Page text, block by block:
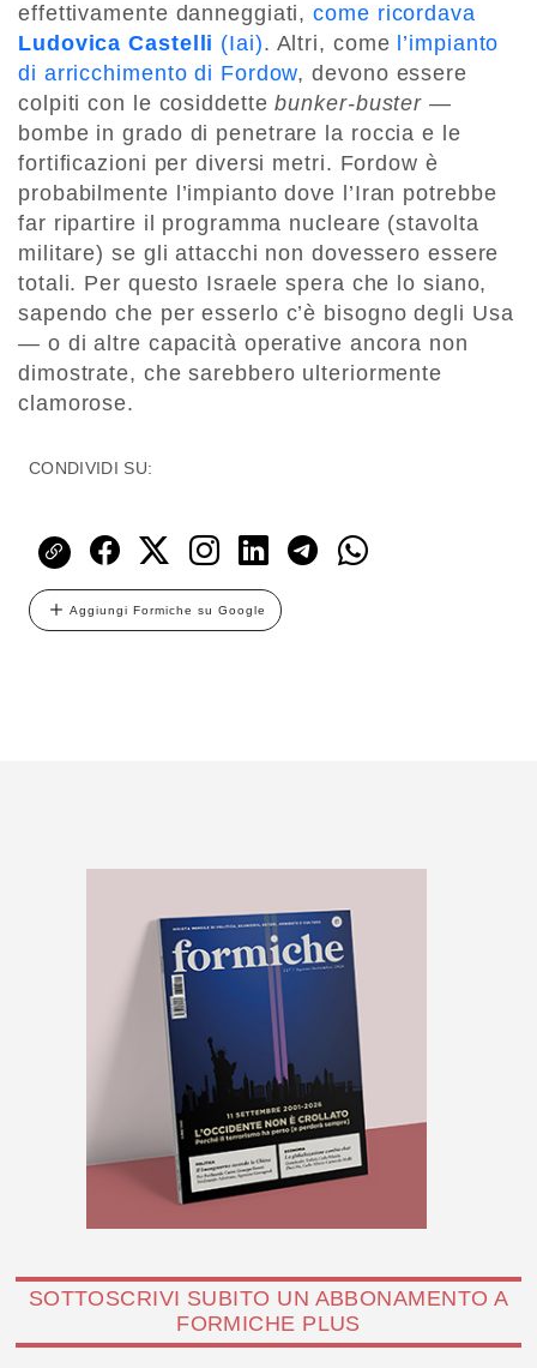
effettivamente danneggiati,come ricordava
Ludovica Castelli (Iai). Altri, come l’impianto
di arricchimento di Fordow, devono essere
colpiti con le cosiddettebunker-buster —
bombe in grado di penetrare la roccia e le
fortificazioni per diversi metri. Fordow è
probabilmente l’impianto dove l’Iran potrebbe
far ripartire il programma nucleare (stavolta
militare) se gli attacchi non dovessero essere
totali. Per questo Israele spera che lo siano,
sapendo che per esserlo c’è bisogno degli Usa
— o di altre capacità operative ancora non
dimostrate, che sarebbero ulteriormente
clamorose.
CONDIVIDI SU:
Aggiungi Formiche su Google
SOTTOSCRIVI SUBITO UN ABBONAMENTO A
FORMICHE PLUS